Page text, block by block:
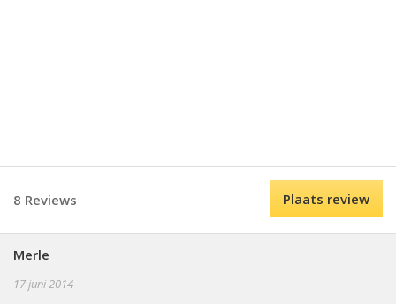
8 Reviews Plaats review
Merle
17 juni 2014